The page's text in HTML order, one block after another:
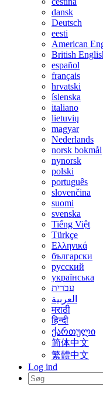
dansk
Deutsch
eesti
American
British
español
français
hrvatski
íslenska
italiano
lietuvių
magyar
Nederlands
norsk bokmål
nynorsk
polski
português
slovenčina
suomi
svenska
Tiếng Việt
Türkçe
Ελληνικά
български
русский
українська
עברית
العربية
मराठी
हिन्दी
ქართული
简体中文
繁體中文
Log ind